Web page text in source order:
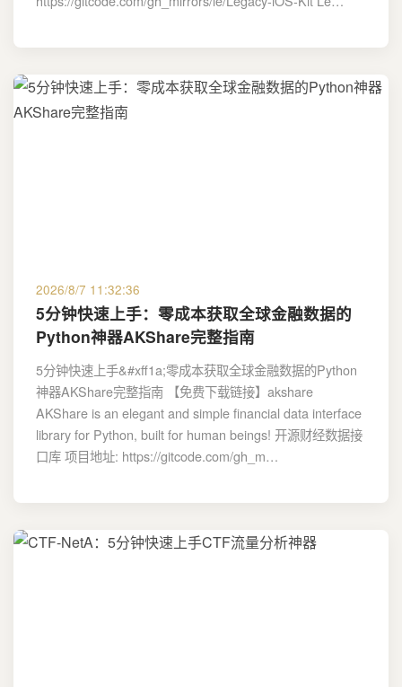
2026/8/7 11:32:36
5分钟快速上手：零成本获取全球金融数据的
Python神器AKShare完整指南
5分钟快速上手&#xff1a;零成本获取全球金融数据的Python
神器AKShare完整指南 【免费下载链接】akshare
AKShare is an elegant and simple financial data interface
library for Python, built for human beings! 开源财经数据接
口库 项目地址: https://gitcode.com/gh_m…